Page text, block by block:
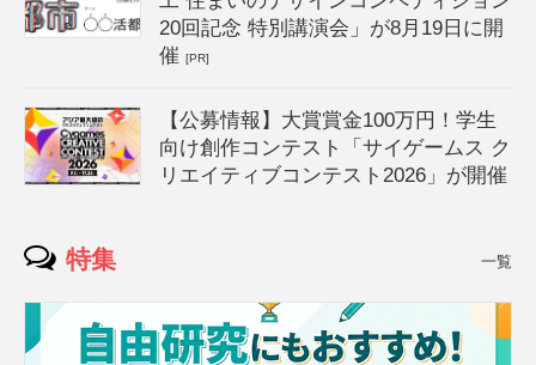
20回記念 特別講演会」が8月19日に開
催[PR]
【公募情報】大賞賞金100万円！学生
向け創作コンテスト「サイゲームス ク
リエイティブコンテスト2026」が開催
特集 一覧